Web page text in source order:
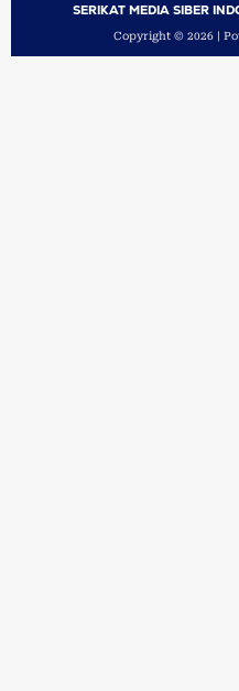
SERIKAT MEDIA SIBER
Copyright © 2026 |